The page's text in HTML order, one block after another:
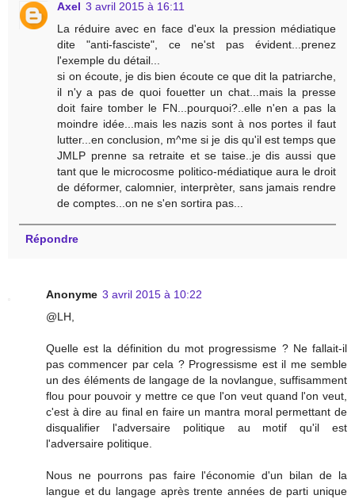
Axel 3 avril 2015 à 16:11
La réduire avec en face d'eux la pression médiatique
dite "anti-fasciste", ce ne'st pas évident...prenez
l'exemple du détail...
si on écoute, je dis bien écoute ce que dit la patriarche,
il n'y a pas de quoi fouetter un chat...mais la presse
doit faire tomber le FN...pourquoi?..elle n'en a pas la
moindre idée...mais les nazis sont à nos portes il faut
lutter...en conclusion, m^me si je dis qu'il est temps que
JMLP prenne sa retraite et se taise..je dis aussi que
tant que le microcosme politico-médiatique aura le droit
de déformer, calomnier, interprèter, sans jamais rendre
de comptes...on ne s'en sortira pas...
Répondre
Anonyme 3 avril 2015 à 10:22
@LH,
Quelle est la définition du mot progressisme ? Ne fallait-il
pas commencer par cela ? Progressisme est il me semble
un des éléments de langage de la novlangue, suffisamment
flou pour pouvoir y mettre ce que l'on veut quand l'on veut,
c'est à dire au final en faire un mantra moral permettant de
disqualifier l'adversaire politique au motif qu'il est
l'adversaire politique.
Nous ne pourrons pas faire l'économie d'un bilan de la
langue et du langage après trente années de parti unique